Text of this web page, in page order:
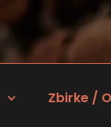
Zbirke /